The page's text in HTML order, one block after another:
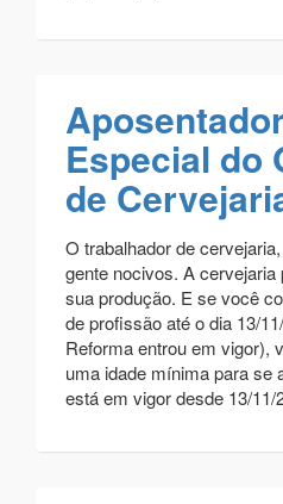
Especial do
de
O trabalhador de
gente nocivos. A
sua produção. E se você
de profissão até o dia 13/
Reforma entrou em vigor),
uma idade mínima para se
está em vigor desde 13/